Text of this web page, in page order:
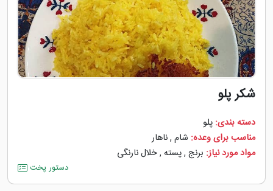
شکر پلو
دسته بندی: پلو
مناسب برای وعده: شام ,ناهار
مواد مورد نیاز: برنج ,پسته ,خلال نارنگی
دستور پخت